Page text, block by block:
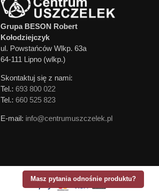
Masz pytania odnośnie produktu?
Grupa BESON Robert
Kołodziejczyk
ul. Powstańców Wlkp. 63a
64-111 Lipno (wlkp.)
Skontaktuj się z nami:
Tel.: 693 800 022
Tel.: 660 525 823
E-mail: info@centrumuszczelek.pl